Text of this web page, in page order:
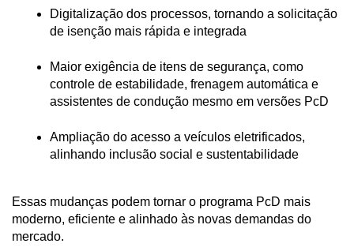
Digitalização dos processos, tornando a solicitação
de isenção mais rápida e integrada
Maior exigência de itens de segurança, como
controle de estabilidade, frenagem automática e
assistentes de condução mesmo em versões PcD
Ampliação do acesso a veículos eletrificados,
alinhando inclusão social e sustentabilidade
Essas mudanças podem tornar o programa PcD mais
moderno, eficiente e alinhado às novas demandas do
mercado.